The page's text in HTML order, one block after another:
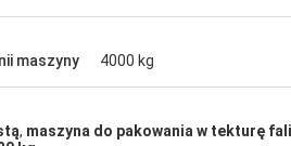
maszyny 4000 kg
, maszyna do pakowania w tekturę